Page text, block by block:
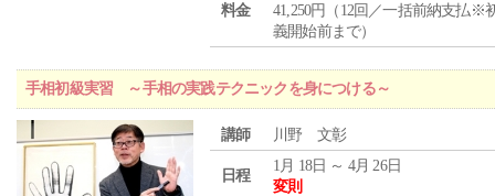
料金
41,250円（12回／一括前納支払※
義開始前まで）
手相初級実習 ～手相の実践テクニックを身につける～
講師 川野 文彰
日程
1月 18日 ～ 4月 26日
変則